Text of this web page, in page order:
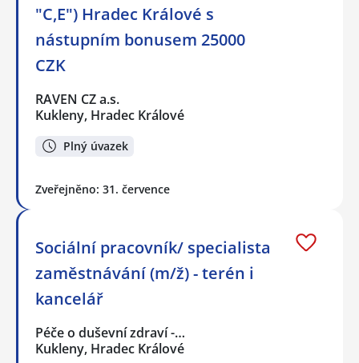
"C,E") Hradec Králové s
nástupním bonusem 25000
CZK
RAVEN CZ a.s.
Kukleny, Hradec Králové
Plný úvazek
Zveřejněno: 31. července
Sociální pracovník/ specialista
zaměstnávání (m/ž) - terén i
kancelář
Péče o duševní zdraví -…
Kukleny, Hradec Králové